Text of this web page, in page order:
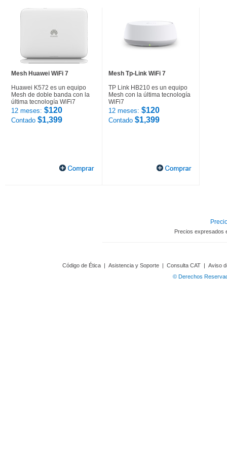
Mesh Huawei WiFi 7
Huawei K572 es un equipo
Mesh de doble banda con la
última tecnología WiFi7
12 meses: $120
Contado $1,399
Mesh Tp-Link WiFi 7
TP Link HB210 es un equipo
Mesh con la última tecnología
WiFi7
12 meses: $120
Contado $1,399
Precios expresados
Código de Ética | Asistencia y Soporte | Consulta CAT | Aviso
© Derechos